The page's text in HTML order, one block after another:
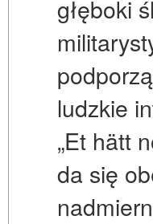
głęboki
ludzkie
„Et hätt
da się